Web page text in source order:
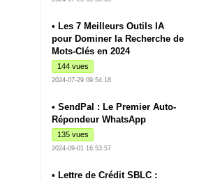
• Les 7 Meilleurs Outils IA
pour Dominer la Recherche de
Mots-Clés en 2024
144 vues
2024-07-29 09:54:18
• SendPal : Le Premier Auto-
Répondeur WhatsApp
135 vues
2024-09-01 16:53:57
• Lettre de Crédit SBLC :